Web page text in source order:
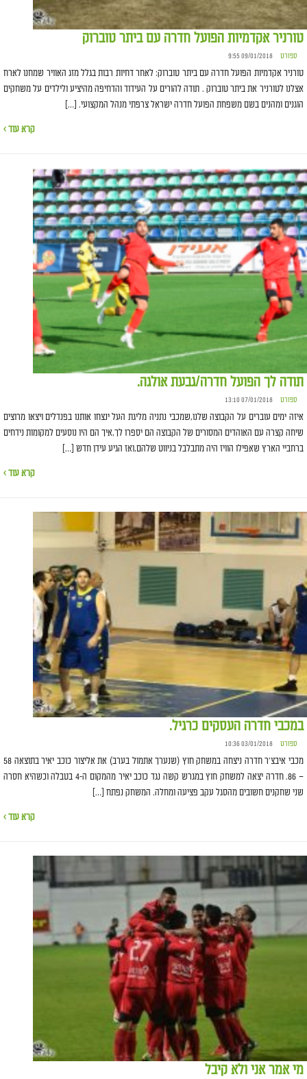
טורניר אקדמיות הפועל חדרה עם ביתר טוברוק
ספורט 09/01/2018 9:55
טורניר אקדמיות הפועל חדרה עם ביתר טוברוק: לאחר דחיות רבות בגלל מזג האוויר שמחנו לארח
אצלנו לטורניר את ביתר טוברוק . תודה להורים על העידוד והדחיפה מהיציע ולילדים על משחקים
הוגנים ומהנים בשם משפחת הפועל חדרה ישראל צרפתי מנהל המקצועי. […]
קרא עוד ›
תודה לך הפועל חדרה/גבעת אולגה.
ספורט 07/01/2018 13:10
איזה ימים עוברים על הקבוצה שלנו,שמכבי נתניה מליגת העל ינצחו אותנו בפנדלים ויצאו מרוצים
שיחה קצרה עם האוהדים המסורים של הקבוצה הם יספרו לך,איך הם היו נוסעים למקומות נידחים
ברחביי הארץ שאפילו הוויז היה מתבלבל בניווט שלהם,ואז הגיע עידן חדש […]
קרא עוד ›
במכבי חדרה העסקים כרגיל.
ספורט 03/01/2018 10:36
מכבי איבצ'ר חדרה ניצחה במשחק חוץ (שנערך אתמול בערב) את אליצור כוכב יאיר בתוצאה 58
– 86. חדרה יצאה למשחק חוץ במגרש קשה נגד כוכב יאיר מהמקום ה-4 בטבלה וכשהיא חסרה
שני שחקנים חשובים מהסגל עקב פציעה ומחלה. המשחק נפתח […]
קרא עוד ›
מי אמר אני ולא קיבל